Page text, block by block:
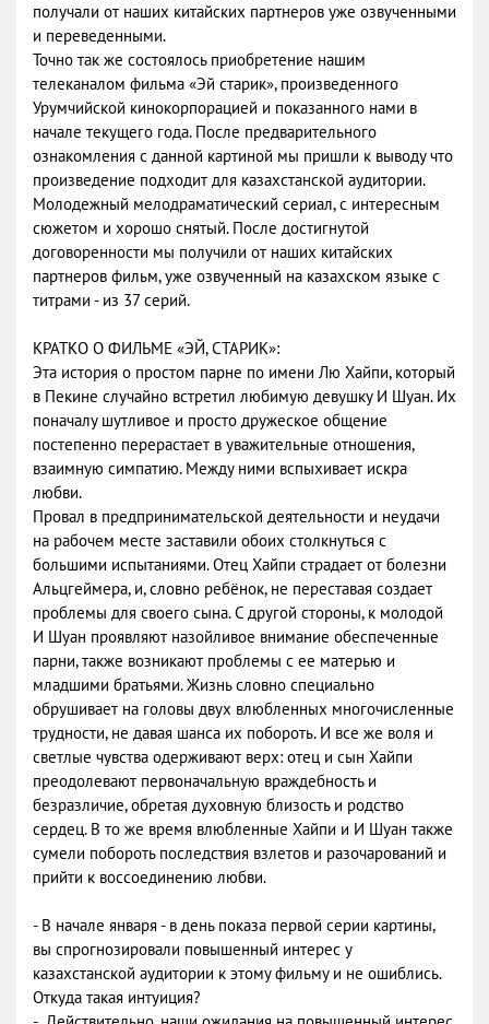
получали от наших китайских партнеров уже озвученными
и переведенными.
Точно так же состоялось приобретение нашим
телеканалом фильма «Эй старик», произведенного
Урумчийской кинокорпорацией и показанного нами в
начале текущего года. После предварительного
ознакомления с данной картиной мы пришли к выводу что
произведение подходит для казахстанской аудитории.
Молодежный мелодраматический сериал, с интересным
сюжетом и хорошо снятый. После достигнутой
договоренности мы получили от наших китайских
партнеров фильм, уже озвученный на казахском языке с
титрами - из 37 серий.
КРАТКО О ФИЛЬМЕ «ЭЙ, СТАРИК»:
Эта история о простом парне по имени Лю Хайпи, который
в Пекине случайно встретил любимую девушку И Шуан. Их
поначалу шутливое и просто дружеское общение
постепенно перерастает в уважительные отношения,
взаимную симпатию. Между ними вспыхивает искра
любви.
Провал в предпринимательской деятельности и неудачи
на рабочем месте заставили обоих столкнуться с
большими испытаниями. Отец Хайпи страдает от болезни
Альцгеймера, и, словно ребёнок, не переставая создает
проблемы для своего сына. С другой стороны, к молодой
И Шуан проявляют назойливое внимание обеспеченные
парни, также возникают проблемы с ее матерью и
младшими братьями. Жизнь словно специально
обрушивает на головы двух влюбленных многочисленные
трудности, не давая шанса их побороть. И все же воля и
светлые чувства одерживают верх: отец и сын Хайпи
преодолевают первоначальную враждебность и
безразличие, обретая духовную близость и родство
сердец. В то же время влюбленные Хайпи и И Шуан также
сумели побороть последствия взлетов и разочарований и
прийти к воссоединению любви.
- В начале января - в день показа первой серии картины,
вы спрогнозировали повышенный интерес у
казахстанской аудитории к этому фильму и не ошиблись.
Откуда такая интуиция?